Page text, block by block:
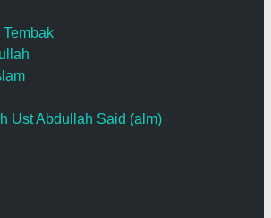
Ust Abdullah Said (alm)